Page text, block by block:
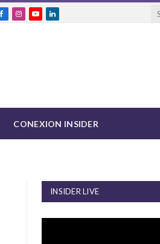
FacebookInstagram
YouTubeLinkedIn
CONEXION INSIDER
INSIDER LIVE